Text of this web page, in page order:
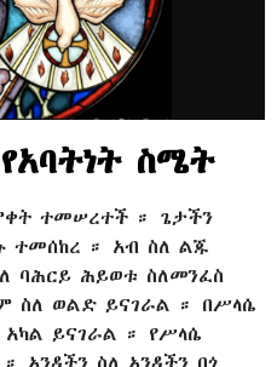
ስሜት
ተመሠረተች ። ጌታችን
ተመሰከረ ። አብ ስለ ልጁ
ባሕርይ ሕይወቱ ስለመንፈስ
ስለ ወልድ ይናገራል ። በሥላሴ
ይናገራል ። የሥላሴ